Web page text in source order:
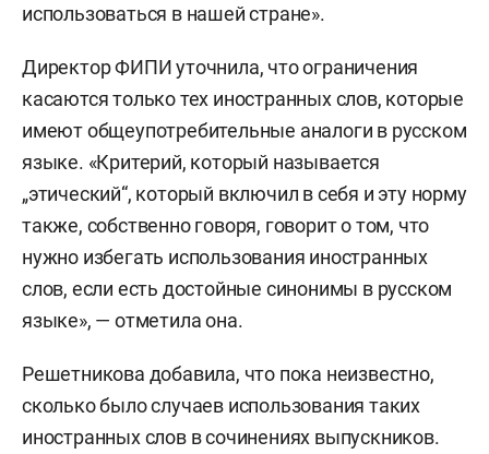
использоваться в нашей стране».
Директор ФИПИ уточнила, что ограничения
касаются только тех иностранных слов, которые
имеют общеупотребительные аналоги в русском
языке. «Критерий, который называется
„этический“, который включил в себя и эту норму
также, собственно говоря, говорит о том, что
нужно избегать использования иностранных
слов, если есть достойные синонимы в русском
языке», — отметила она.
Решетникова добавила, что пока неизвестно,
сколько было случаев использования таких
иностранных слов в сочинениях выпускников.